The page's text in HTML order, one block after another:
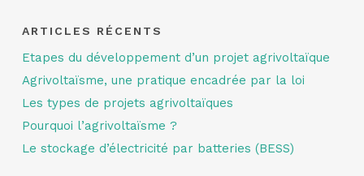
ARTICLES RÉCENTS
Etapes du développement d’un projet agrivoltaïque
Agrivoltaïsme, une pratique encadrée par la loi
Les types de projets agrivoltaïques
Pourquoi l’agrivoltaïsme ?
Le stockage d’électricité par batteries (BESS)